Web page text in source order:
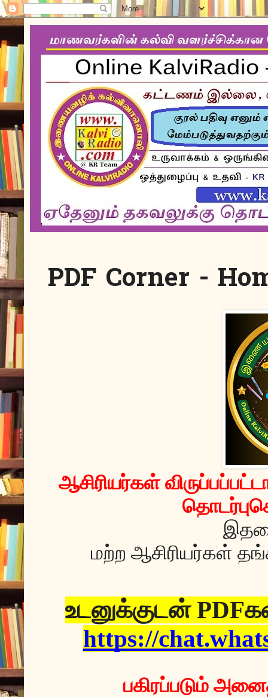
PDF Corner -
ஆசிரியர்கள்
மற்ற ஆசிரியர்கள்
உடனுக்குடன்
https://
பகிரப்படும்